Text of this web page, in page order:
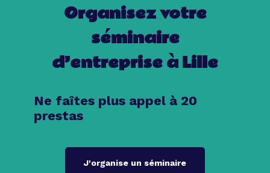
Organisez votre
séminaire
d’entreprise à Lille
Ne faîtes plus appel à 20
prestas
J'organise un séminaire